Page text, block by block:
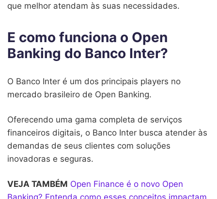
que melhor atendam às suas necessidades.
E como funciona o Open
Banking do Banco Inter?
O Banco Inter é um dos principais players no
mercado brasileiro de Open Banking.
Oferecendo uma gama completa de serviços
financeiros digitais, o Banco Inter busca atender às
demandas de seus clientes com soluções
inovadoras e seguras.
VEJA TAMBÉM Open Finance é o novo Open
Banking? Entenda como esses conceitos impactam